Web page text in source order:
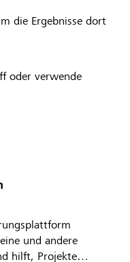
die Ergebnisse dort
oder verwende
und andere
hilft, Projekte